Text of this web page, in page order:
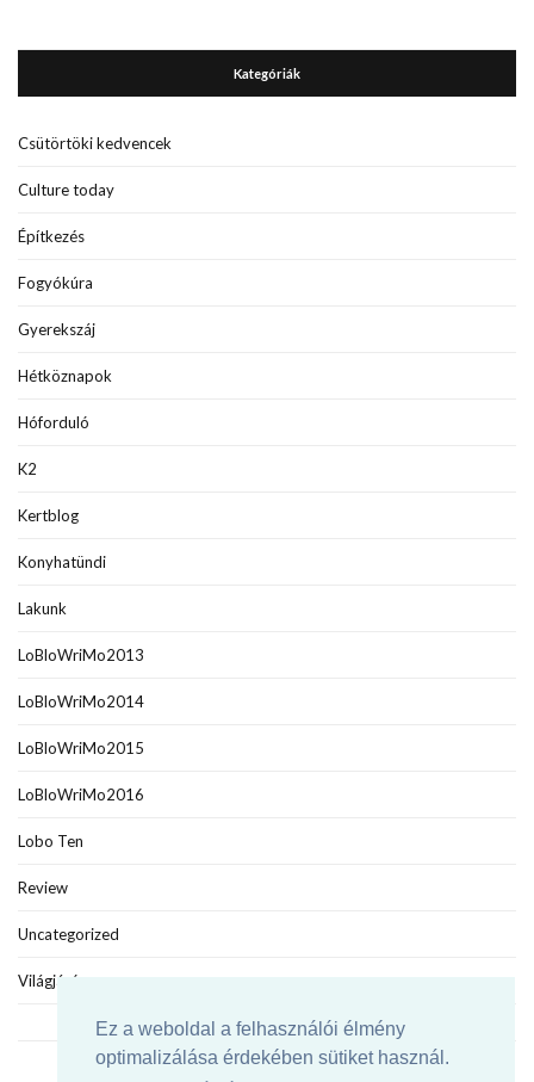
Ez a weboldal a felhasználói élmény
optimalizálása érdekében sütiket használ.
Kategóriák
Csütörtöki kedvencek
Culture today
Építkezés
Fogyókúra
Gyerekszáj
Hétköznapok
Hóforduló
K2
Kertblog
Konyhatündi
Lakunk
LoBloWriMo2013
LoBloWriMo2014
LoBloWriMo2015
LoBloWriMo2016
Lobo Ten
Review
Uncategorized
Világjáró